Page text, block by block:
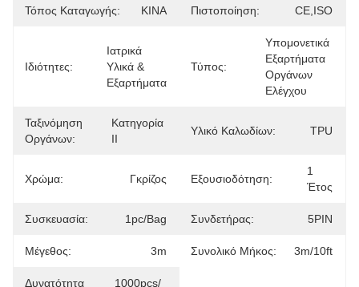
Τόπος Καταγωγής: ΚΙΝΑ Πιστοποίηση: CE,ISO
Ιδιότητες:
Ιατρικά
Υλικά &
Εξαρτήματα
Τύπος:
Υπομονετικά
Εξαρτήματα
Οργάνων
Ελέγχου
Ταξινόμηση
Οργάνων:
Κατηγορία
ΙΙ
Υλικό Καλωδίων: TPU
Χρώμα: Γκρίζος Εξουσιοδότηση:
1
Έτος
Συσκευασία: 1pc/bag Συνδετήρας: 5PIN
Μέγεθος: 3m Συνολικό Μήκος: 3m/10ft
Δυνατότητα
1000pcs/